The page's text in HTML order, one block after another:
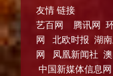
友情 链接
艺百网 腾讯网
网 北欧时报 湖
网 凤凰新闻社 澳
中国新媒体信息网